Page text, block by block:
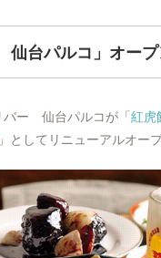
仙台パルコ」オー
バー 仙台パルコが「 紅
」としてリニューアルオー